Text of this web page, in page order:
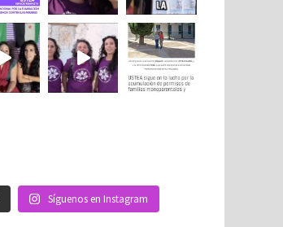
Síguenos en Instagram